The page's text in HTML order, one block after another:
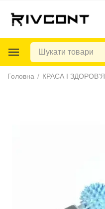
Головна / КРАСА І ЗДОРОВ'Я